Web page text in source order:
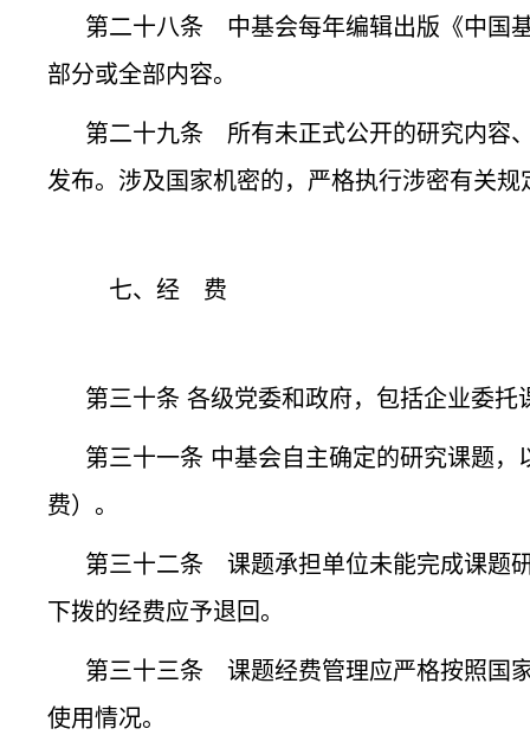
第二十八条 中基会每年编辑出版《中国
部分或全部内容。
第二十九条 所有未正式公开的研究内容
发布。涉及国家机密的，严格执行涉密有关规
七、经 费
第三十条 各级党委和政府，包括企业委
第三十一条 中基会自主确定的研究课题
费）。
第三十二条 课题承担单位未能完成课题
下拨的经费应予退回。
第三十三条 课题经费管理应严格按照国
使用情况。